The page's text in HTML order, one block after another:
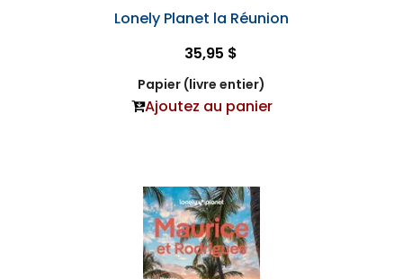
Lonely Planet la Réunion
35,95 $
Papier (livre entier)
Ajoutez au panier